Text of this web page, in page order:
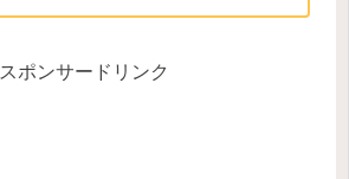
スポンサードリンク